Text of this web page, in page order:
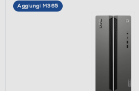
Aggiungi M365